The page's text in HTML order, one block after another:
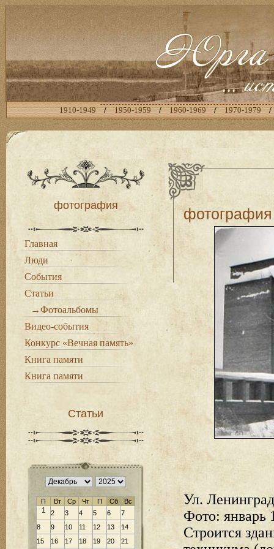
1910-1949 / 1950-1959 / 1960-1969 / 1970-1979 /
фотография
Главная
Люди
События
Статьи
→Фотоальбомы
Видео-события
Конкурс «Вечная память»
Книга памяти
Книга памяти
Статьи
П Вт Ср Чт П Сб Вс
1 2 3 4 5 6
7
8
9 10 11 12 13
14
15
16 17 18 19 20 21
фотография
Ул.
Фото: январь
Строится